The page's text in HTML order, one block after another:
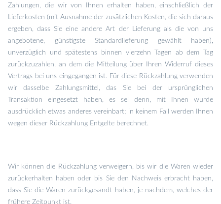
Zahlungen, die wir von Ihnen erhalten haben, einschließlich der
Lieferkosten (mit Ausnahme der zusätzlichen Kosten, die sich daraus
ergeben, dass Sie eine andere Art der Lieferung als die von uns
angebotene, günstigste Standardlieferung gewählt haben),
unverzüglich und spätestens binnen vierzehn Tagen ab dem Tag
zurückzuzahlen, an dem die Mitteilung über Ihren Widerruf dieses
Vertrags bei uns eingegangen ist. Für diese Rückzahlung verwenden
wir dasselbe Zahlungsmittel, das Sie bei der ursprünglichen
Transaktion eingesetzt haben, es sei denn, mit Ihnen wurde
ausdrücklich etwas anderes vereinbart; in keinem Fall werden Ihnen
wegen dieser Rückzahlung Entgelte berechnet.
Wir können die Rückzahlung verweigern, bis wir die Waren wieder
zurückerhalten haben oder bis Sie den Nachweis erbracht haben,
dass Sie die Waren zurückgesandt haben, je nachdem, welches der
frühere Zeitpunkt ist.